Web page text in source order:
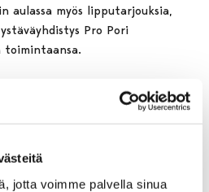
jotta voimme palvella sinua
aulassa myös lipputarjouksia,
Pro Pori
toimintaansa.